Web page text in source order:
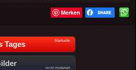
Merken
Tages Startseite
nicht moderiert